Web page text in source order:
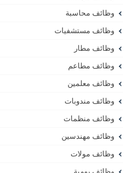
وظائف محاسبة
وظائف مستشفيات
وظائف مطار
وظائف مطاعم
وظائف معلمين
وظائف مندوبات
وظائف منظمات
وظائف مهندسين
وظائف مولات
وظائف يومية